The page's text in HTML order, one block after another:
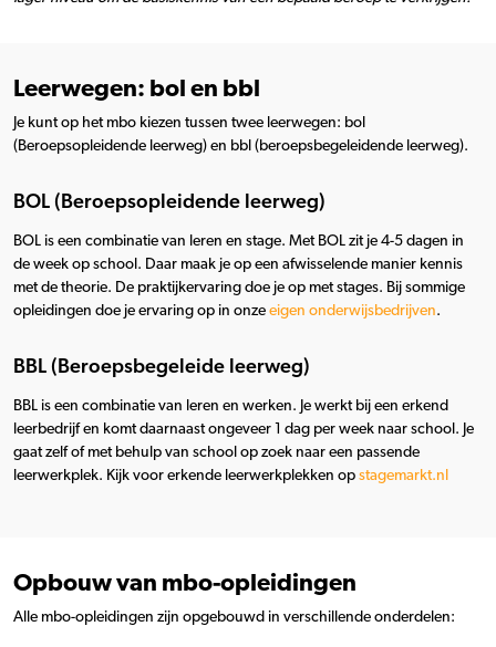
Leerwegen: bol en bbl
Je kunt op het mbo kiezen tussen twee leerwegen: bol
(Beroepsopleidende leerweg) en bbl (beroepsbegeleidende leerweg).
BOL (Beroepsopleidende leerweg)
BOL is een combinatie van leren en stage. Met BOL zit je 4-5 dagen in
de week op school. Daar maak je op een afwisselende manier kennis
met de theorie. De praktijkervaring doe je op met stages. Bij sommige
opleidingen doe je ervaring op in onze eigen onderwijsbedrijven.
BBL (Beroepsbegeleide leerweg)
BBL is een combinatie van leren en werken. Je werkt bij een erkend
leerbedrijf en komt daarnaast ongeveer 1 dag per week naar school. Je
gaat zelf of met behulp van school op zoek naar een passende
leerwerkplek. Kijk voor erkende leerwerkplekken op stagemarkt.nl
Opbouw van mbo-opleidingen
Alle mbo-opleidingen zijn opgebouwd in verschillende onderdelen: